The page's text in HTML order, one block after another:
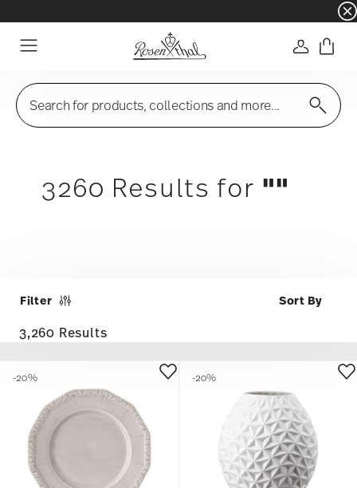
☀️ Summer SALE on selected items and
Login
Search for products, collections and more...
3260 Results for ""
Filter
3,260 Results
-20% -20%